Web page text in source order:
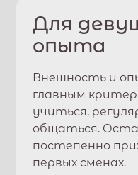
Для
опыта
Внешность и
главным
учиться,
общаться.
постепенно
первых сменах.